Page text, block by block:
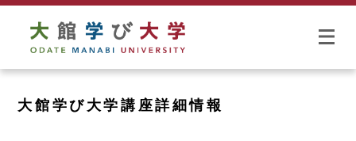
大館学び大学講座詳細情報